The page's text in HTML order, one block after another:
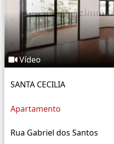
Vídeo
SANTA CECILIA
Apartamento
Rua Gabriel dos Santos